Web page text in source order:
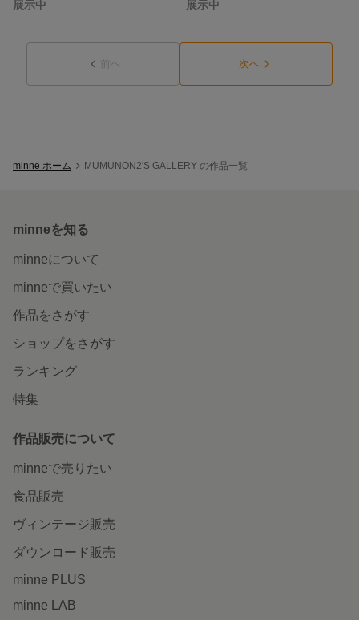
展示中
展示中
前へ 次へ
minne ホーム MUMUNON2'S GALLERY の作品一覧
minneを知る
minneについて
minneで買いたい
作品をさがす
ショップをさがす
ランキング
特集
作品販売について
minneで売りたい
食品販売
ヴィンテージ販売
ダウンロード販売
minne PLUS
minne LAB